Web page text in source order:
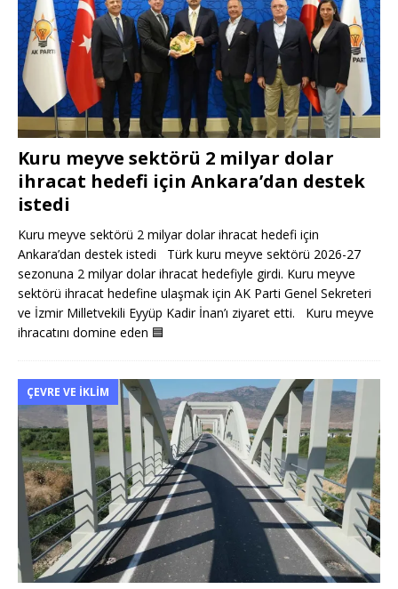
Kuru meyve sektörü 2 milyar dolar
ihracat hedefi için Ankara’dan destek
istedi
Kuru meyve sektörü 2 milyar dolar ihracat hedefi için
Ankara’dan destek istedi Türk kuru meyve sektörü 2026-27
sezonuna 2 milyar dolar ihracat hedefiyle girdi. Kuru meyve
sektörü ihracat hedefine ulaşmak için AK Parti Genel Sekreteri
ve İzmir Milletvekili Eyyüp Kadir İnan’ı ziyaret etti. Kuru meyve
ihracatını domine eden 🟦
ÇEVRE VE İKLIM